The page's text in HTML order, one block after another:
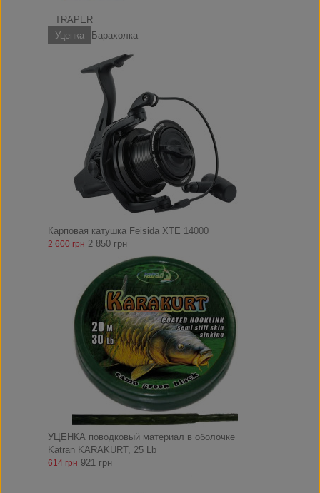
TRAPER
Уценка
Барахолка
Карповая катушка Feisida XTE 14000
2 600 грн 2 850 грн
УЦЕНКА поводковый материал в оболочке
Katran KARAKURT, 25 Lb
614 грн 921 грн